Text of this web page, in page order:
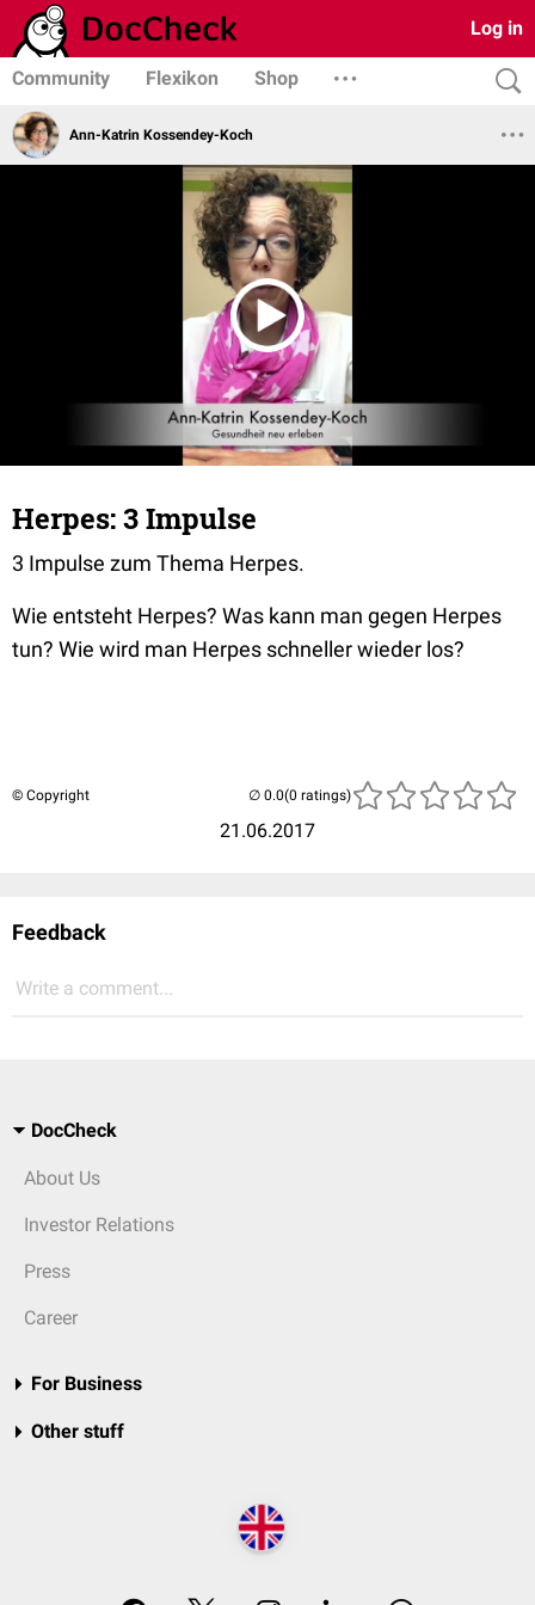
Log in
Community Flexikon Shop
Ann-Katrin Kossendey-Koch
Herpes: 3 Impulse
3 Impulse zum Thema Herpes.
Wie entsteht Herpes? Was kann man gegen Herpes
tun? Wie wird man Herpes schneller wieder los?
© Copyright
21.06.2017
(0 ratings)
Feedback
Write a comment...
DocCheck
About Us
Investor Relations
Press
Career
For Business
Other stuff